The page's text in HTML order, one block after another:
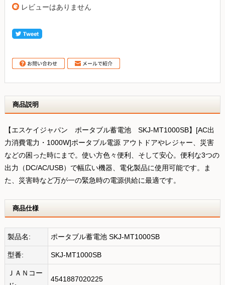
レビューはありません
商品説明
【エスケイジャパン ポータブル蓄電池 SKJ-MT1000SB】[AC出
力消費電力・1000W]ポータブル電源 アウトドアやレジャー、災害
などの困った時にまで。使い方色々便利、そして安心。便利な3つの
出力（DC/AC/USB）で幅広い機器、電化製品に使用可能です。ま
た、災害時など万が一の緊急時の電源供給に最適です。
商品仕様
製品名: ポータブル蓄電池 SKJ-MT1000SB
型番: SKJ-MT1000SB
ＪＡＮコー
4541887020225